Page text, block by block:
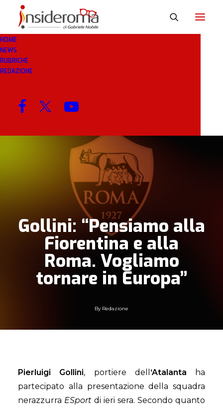
HOME
NEWS
RUBRICHE
REDAZIONE
6 FEB 2020
Gollini: “Pensiamo alla
Fiorentina e alla
Roma. Vogliamo
tornare in Europa”
By Redazione
Pierluigi Gollini, portiere dell ‘Atalanta ha
partecipato alla presentazione della squadra
nerazzurra ESport di ieri sera. Secondo quanto